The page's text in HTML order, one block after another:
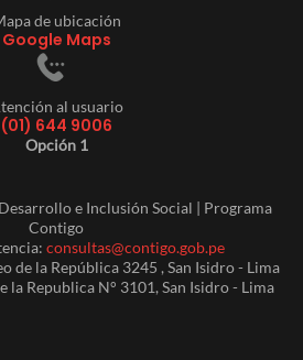
de ubicación
Google Maps
al usuario
(01) 644 9006
Opción 1
e Inclusión Social | Programa
Contigo
consultas@contigo.gob.pe
de la República 3245 , San Isidro - Lima
la Republica N° 3101, San Isidro - Lima